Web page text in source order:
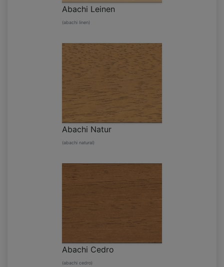
Abachi Leinen
(abachi linen)
Abachi Natur
(abachi natural)
Abachi Cedro
(abachi cedro)